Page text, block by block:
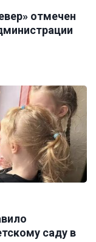
отмечен
саду в